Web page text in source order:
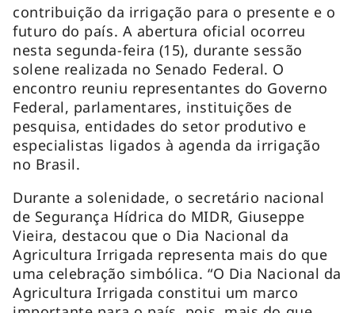
contribuição da irrigação para o presente e o
futuro do país. A abertura oficial ocorreu
nesta segunda-feira (15), durante sessão
solene realizada no Senado Federal. O
encontro reuniu representantes do Governo
Federal, parlamentares, instituições de
pesquisa, entidades do setor produtivo e
especialistas ligados à agenda da irrigação
no Brasil.
Durante a solenidade, o secretário nacional
de Segurança Hídrica do MIDR, Giuseppe
Vieira, destacou que o Dia Nacional da
Agricultura Irrigada representa mais do que
uma celebração simbólica. “O Dia Nacional da
Agricultura Irrigada constitui um marco